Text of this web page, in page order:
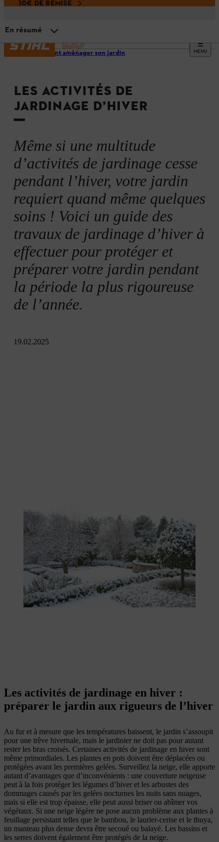
10€ DE REMISE
MENU
Comment aménager son jardin
LES ACTIVITÉS DE
JARDINAGE D’HIVER
Même si une multitude
d’activités de jardinage cesse
pendant l’hiver, votre jardin
requiert quand même quelques
soins ! Voici un guide des
travaux de jardinage d’hiver à
effectuer pour protéger et
préparer votre jardin pendant
la période la plus rigoureuse
de l’année.
19.02.2025
En résumé
Rendre le jardin d’hiver plus résistant
Couvrir les sols nus et déplacer les pots
Entretenir son jardin en hiver
S’occuper des plantes ligneuses
Préparer le jardin pour le printemps dès février
En résumé
Les activités de jardinage en hiver :
préparer le jardin aux rigueurs de l’hiver
Au fur et à mesure que les températures baissent, le jardin s’assoupit
pour une trêve hivernale, mais le jardinier ne doit pas pour autant
rester les bras croisés. Certaines activités de jardinage en hiver sont
même primordiales. Les plantes en pots doivent être déplacées ou
protégées avant les premières gelées. Surveillez la neige, elle apporte
autant d’avantages que d’inconvénients : une couverture neigeuse
peut à la fois protéger les légumes d’hiver et les arbustes des
dommages causés par les gelées nocturnes les nuits sans nuages,
mais si elle est trop épaisse, elle peut aussi briser ou abîmer vos
végétaux. Si une neige légère ne pose aucun problème aux plantes à
feuillage persistant telles que le bambou, le laurier-cerise et le thuya,
un manteau plus dense devra être secoué ou balayé. Les bassins et
les serres doivent également être protégés de la neige.